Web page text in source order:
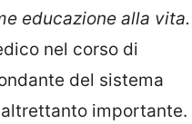
educazione alla vita.
nel corso di
del sistema
importante.